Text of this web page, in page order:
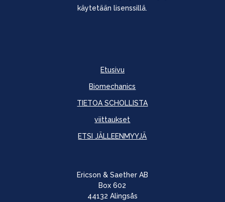
käytetään lisenssillä.
Etusivu
Biomechanics
TIETOA SCHOLLISTA
viittaukset
ETSI JÄLLEENMYYJÄ
Ericson & Saether AB
Box 602
44132 Alingsås